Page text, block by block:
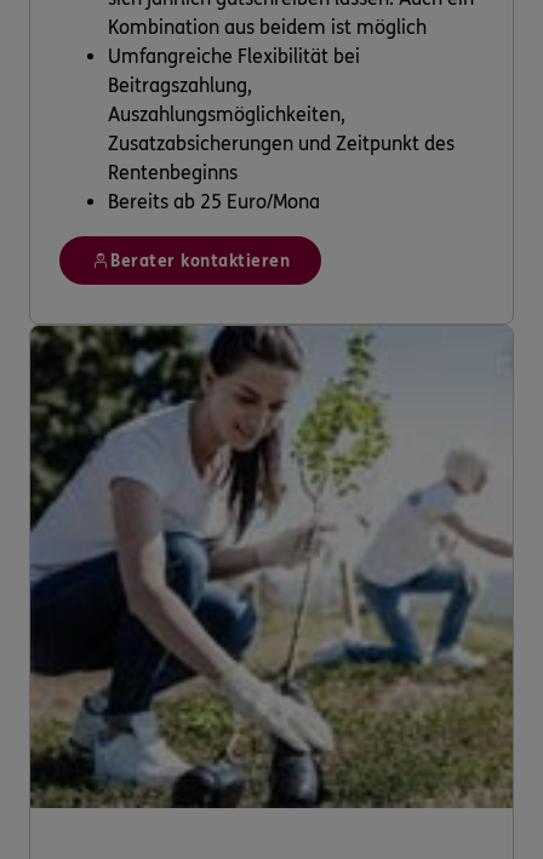
Kombination aus beidem ist möglich
Umfangreiche Flexibilität bei
Beitragszahlung,
Auszahlungsmöglichkeiten,
Zusatzabsicherungen und Zeitpunkt des
Rentenbeginns
Bereits ab 25 Euro/Mona
Berater kontaktieren